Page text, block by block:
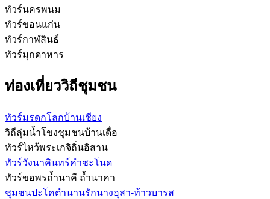
ทัวร์นครพนม
ทัวร์ขอนแก่น
ทัวร์กาฬสินธ์
ทัวร์มุกดาหาร
ท่องเที่ยววิถีชุมชน
ทัวร์มรดกโลกบ้านเชียง
วิถีลุ่มน้ำโขงชุมชนบ้านเดื่อ
ทัวร์ไหว้พระเกจิถิ่นอิสาน
ทัวร์วังนาคินทร์คำชะโนด
ทัวร์ขอพรถ้ำนาคี ถ้ำนาคา
ชุมชนปะโคตำนานรักนางอุสา-ท้าวบารส